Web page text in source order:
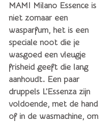
MAMI Milano Essence is
niet zomaar een
wasparfum, het is een
speciale noot die je
wasgoed een vleugje
frisheid geeft die lang
aanhoudt. Een paar
druppels L'Essenza zijn
voldoende, met de hand
of in de wasmachine, om